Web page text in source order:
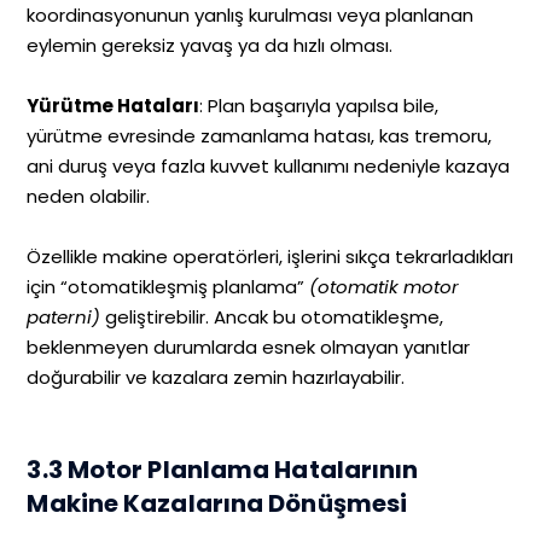
koordinasyonunun yanlış kurulması veya planlanan
eylemin gereksiz yavaş ya da hızlı olması.
Yürütme Hataları: Plan başarıyla yapılsa bile,
yürütme evresinde zamanlama hatası, kas tremoru,
ani duruş veya fazla kuvvet kullanımı nedeniyle kazaya
neden olabilir.
Özellikle makine operatörleri, işlerini sıkça tekrarladıkları
için “otomatikleşmiş planlama” (otomatik motor
paterni)geliştirebilir. Ancak bu otomatikleşme,
beklenmeyen durumlarda esnek olmayan yanıtlar
doğurabilir ve kazalara zemin hazırlayabilir.
3.3 Motor Planlama Hatalarının
Makine Kazalarına Dönüşmesi